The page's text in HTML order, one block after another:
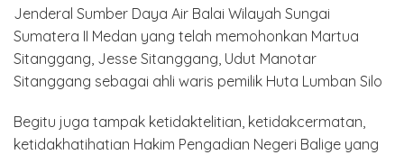
Jenderal Sumber Daya Air Balai Wilayah Sungai
Sumatera II Medan yang telah memohonkan Martua
Sitanggang, Jesse Sitanggang, Udut Manotar
Sitanggang sebagai ahli waris pemilik Huta Lumban Silo
Begitu juga tampak ketidaktelitian, ketidakcermatan,
ketidakhatihatian Hakim Pengadian Negeri Balige yang